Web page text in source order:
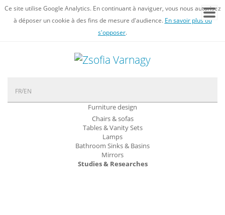
Ce site utilise Google Analytics. En continuant à naviguer, vous nous autorisez
à déposer un cookie à des fins de mesure d'audience. En savoir plus ou
s'opposer.
FR EN
Furniture design
Chairs & sofas
Tables & Vanity Sets
Lamps
Bathroom Sinks & Basins
Mirrors
Studies & Researches